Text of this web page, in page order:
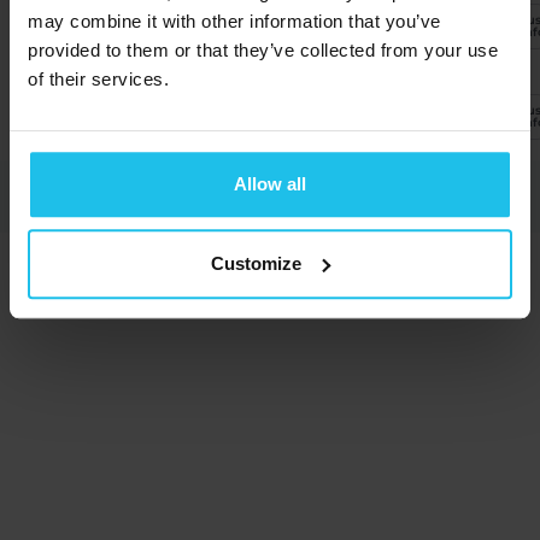
may combine it with other information that you’ve
provided to them or that they’ve collected from your use
of their services.
Allow all
Customize
juste pour tester qxapp news du site qxworld
Plus
11 juillet 2025 |
Plus